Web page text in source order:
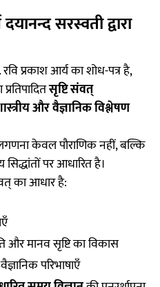
सरस्वती द्वारा
प्रकाश आर्य का शोध-पत्र है,
सृष्टि संवत्
और वैज्ञानिक विश्लेषण
केवल पौराणिक नहीं, बल्कि
पर आधारित है।
का आधार है:
और मानव सृष्टि का विकास
परिभाषाएँ